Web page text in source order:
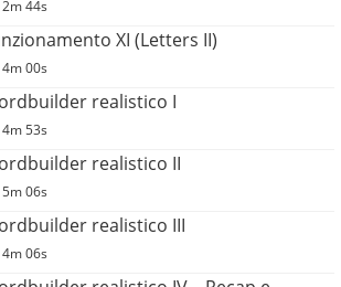
44s
XI (Letters II)
00s
realistico I
53s
realistico II
06s
realistico III
06s